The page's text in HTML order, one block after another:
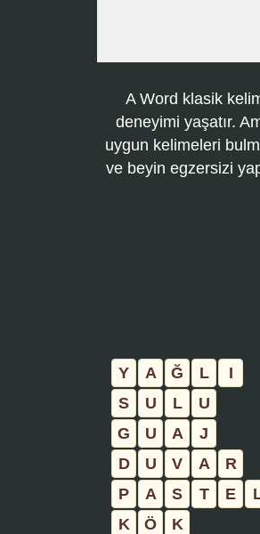
A Word klasik
deneyimi yaşatır.
uygun kelimeleri
ve beyin egzersizi
Y A Ğ L
I
S
U L
U
G
U A
J
D
U V A
R
P
A S T E
K
Ö
K